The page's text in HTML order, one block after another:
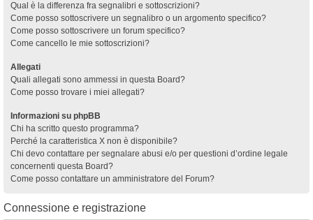
Qual è la differenza fra segnalibri e sottoscrizioni?
Come posso sottoscrivere un segnalibro o un argomento specifico?
Come posso sottoscrivere un forum specifico?
Come cancello le mie sottoscrizioni?
Allegati
Quali allegati sono ammessi in questa Board?
Come posso trovare i miei allegati?
Informazioni su phpBB
Chi ha scritto questo programma?
Perché la caratteristica X non è disponibile?
Chi devo contattare per segnalare abusi e/o per questioni d’ordine legale
concernenti questa Board?
Come posso contattare un amministratore del Forum?
Connessione e registrazione